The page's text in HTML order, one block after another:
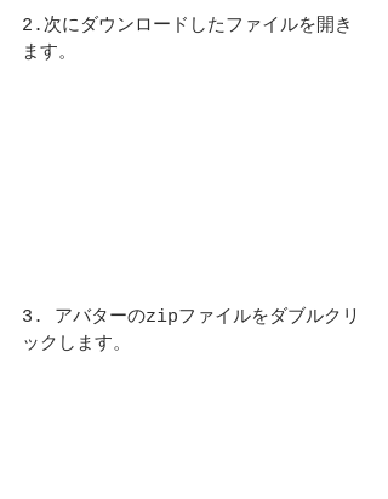
2.次にダウンロードしたファイルを開き
ます。
3. アバターのzipファイルをダブルクリ
ックします。